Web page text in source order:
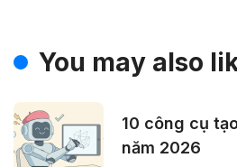
You may also
10 công cụ
năm 2026